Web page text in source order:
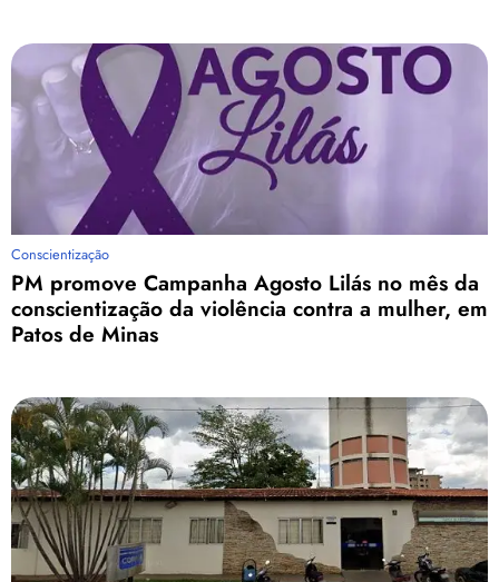
Conscientização
PM promove Campanha Agosto Lilás no mês da
conscientização da violência contra a mulher, em
Patos de Minas